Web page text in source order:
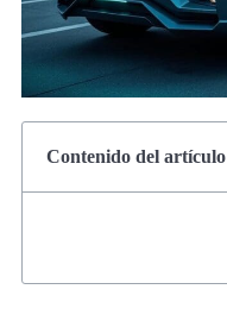
Contenido del artículo